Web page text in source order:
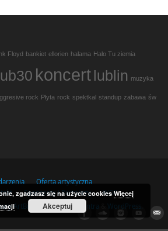
Floyd bankiet ellorien halama Halo Tu ziemia
koncert lublin muzyka
rock Płyta rock spektkal standup zabawa św
Oferta artystyczna
Sponsorzy i Partnerzy
WDF
ArtBiz
| Powered by Mantra WordPress.
zgadzasz się na użycie cookiesWięcej
Akceptuj